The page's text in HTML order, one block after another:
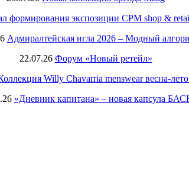
формирования экспозиции CPM shop &
Адмиралтейская игла 2026 – Модный
22.07.26 Форум «Новый ретейл»
Willy Chavarria menswear весна-
«Дневник капитана» – новая капсула